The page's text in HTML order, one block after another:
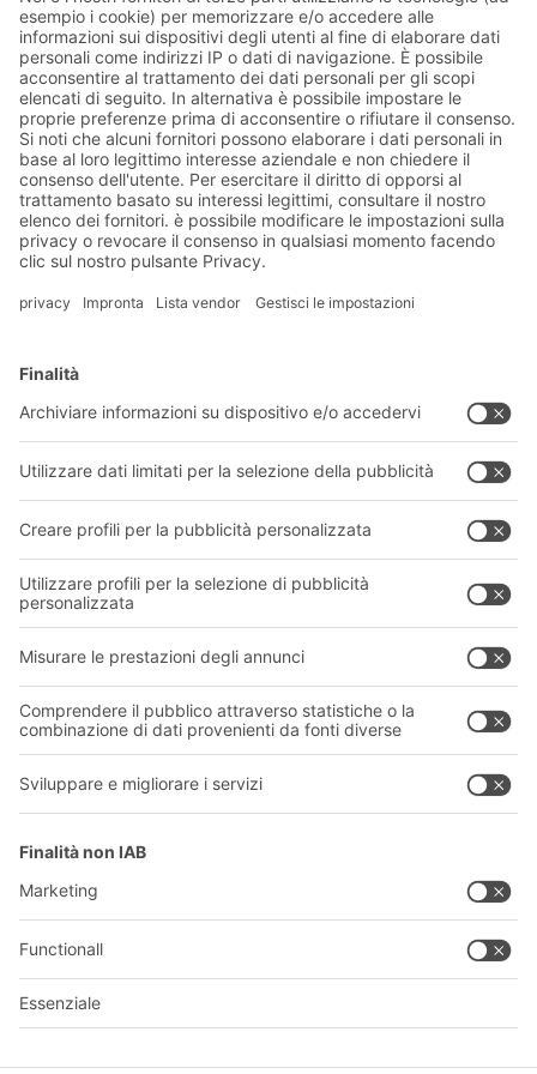
obiettivi
Soluzioni BITO
Soluzioni di intralogistica
Cassette e contenitori
Sistemi di trasporto
I nostri servizi
Consulenza e servizi
Download
Azienda
Chi siamo
La nostra rete globale
I nostri stabilimenti
Seguici
A BIT O
YOUR LIFE.
011 9063242
© 2026 BITO-Lagertechnik Bittmann GmbH
Questa offerta è destinata all'industria, all'artigianato, al